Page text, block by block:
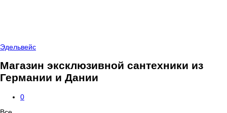
Эдельвейс
Магазин эксклюзивной сантехники из
Германии и Дании
0